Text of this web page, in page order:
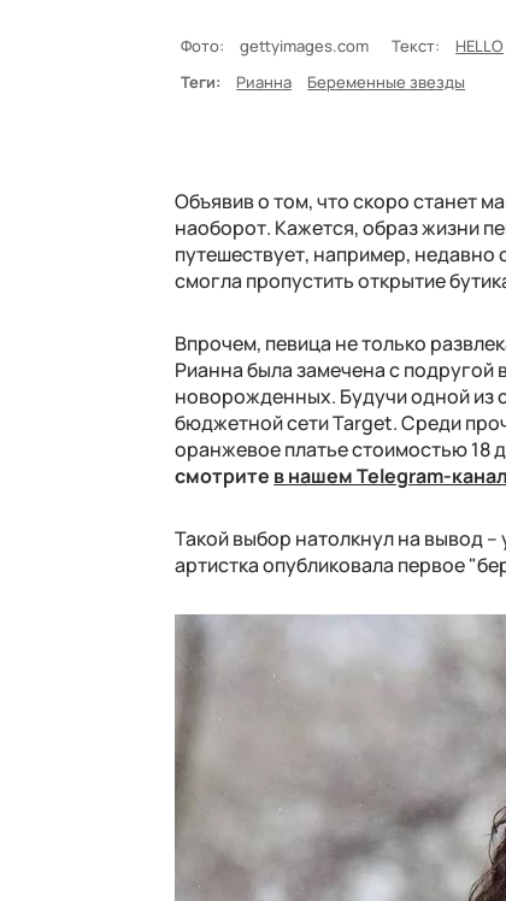
Фото: gettyimages.com Текст: HELLO
Теги:
Рианна Беременные звезды
Объявив о том, что скоро станет
наоборот. Кажется, образ жизни
путешествует, например, недавно
смогла пропустить открытие
Впрочем, певица не только
Рианна была замечена с
новорожденных. Будучи одной из
бюджетной сети Target. Среди
оранжевое платье стоимостью 18
смотрите в нашем Telegram-
Такой выбор натолкнул на вывод
артистка опубликовала первое